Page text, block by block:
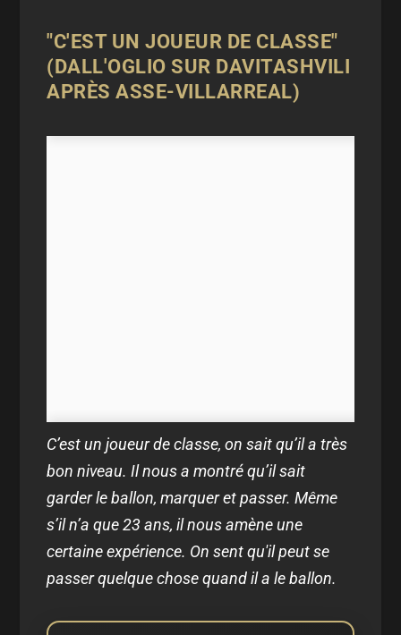
"C'EST UN JOUEUR DE CLASSE"
(DALL'OGLIO SUR DAVITASHVILI
APRÈS ASSE-VILLARREAL)
C’est un joueur de classe, on sait qu’il a très
bon niveau. Il nous a montré qu’il sait
garder le ballon, marquer et passer. Même
s’il n’a que 23 ans, il nous amène une
certaine expérience. On sent qu'il peut se
passer quelque chose quand il a le ballon.